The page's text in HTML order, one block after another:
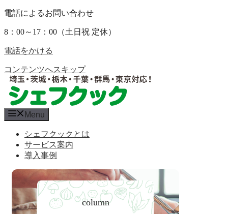
電話によるお問い合わせ
8：00～17：00（土日祝 定休）
電話をかける
コンテンツへスキップ
Menu
シェフクックとは
サービス案内
導入事例
column